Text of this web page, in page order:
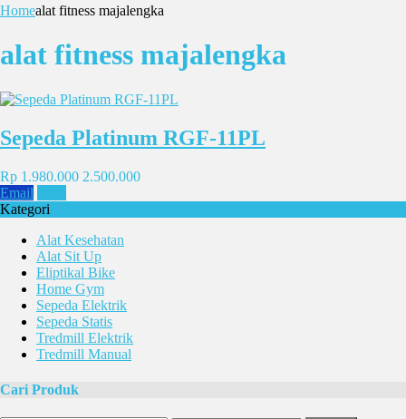
Homealat fitness majalengka
alat fitness majalengka
Sepeda Platinum RGF-11PL
Rp 1.980.000 2.500.000
Email
Kategori
Alat Kesehatan
Alat Sit Up
Eliptikal Bike
Home Gym
Sepeda Elektrik
Sepeda Statis
Tredmill Elektrik
Tredmill Manual
Cari Produk